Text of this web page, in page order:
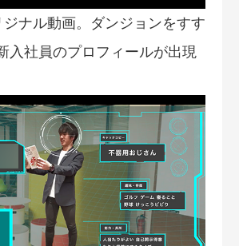
ナル動画。ダンジョンをすす
入社員のプロフィールが出現